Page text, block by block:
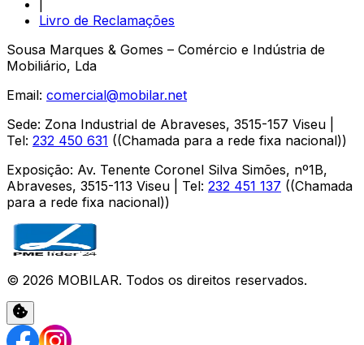
Livro de Reclamações
Sousa Marques & Gomes – Comércio e Indústria de
Mobiliário, Lda
Email: comercial@mobilar.net
Sede: Zona Industrial de Abraveses, 3515-157 Viseu
Tel: 232 450 631 ((Chamada para a rede fixa nacional))
Exposição: Av. Tenente Coronel Silva Simões, nº1B,
Abraveses, 3515-113 Viseu | Tel: 232 451 137 ((Chamada
para a rede fixa nacional))
© 2026 MOBILAR. Todos os direitos reservados.